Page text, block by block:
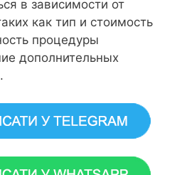
в зависимости от
как тип и стоимость
процедуры
дополнительных